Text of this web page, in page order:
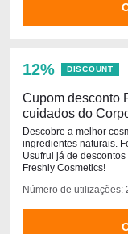
12% DISCOUNT
Cupom desconto
cuidados do
Descobre a melhor
ingredientes naturais.
Usufrui já de
Freshly Cosmetics!
Número de utilizações: